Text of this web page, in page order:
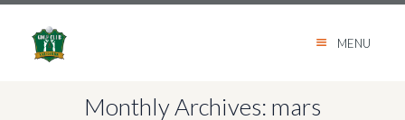
MENU
Monthly Archives: mars